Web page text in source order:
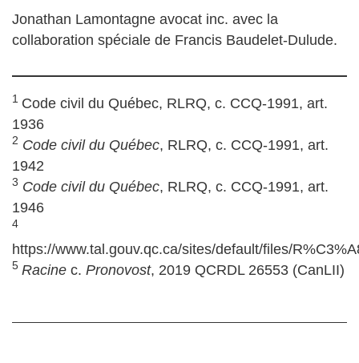
Jonathan Lamontagne avocat inc. avec la
collaboration spéciale de Francis Baudelet-Dulude.
1 Code civil du Québec, RLRQ, c. CCQ-1991, art.
1936
2 Code civil du Québec, RLRQ, c. CCQ-1991, art.
1942
3 Code civil du Québec, RLRQ, c. CCQ-1991, art.
1946
4
https://www.tal.gouv.qc.ca/sites/default/files/
5 Racinec. Pronovost, 2019 QCRDL 26553 (CanLII)